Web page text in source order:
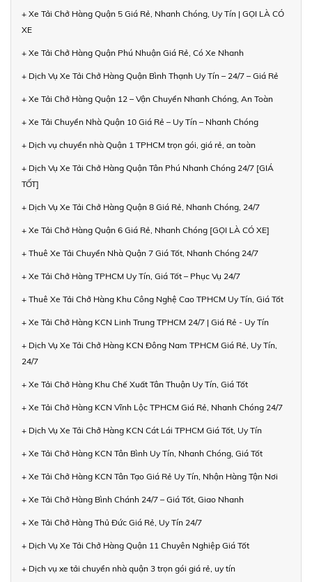
+ Xe Tải Chở Hàng Quận 5 Giá Rẻ, Nhanh Chóng, Uy Tín | GỌI LÀ CÓ
XE
+ Xe Tải Chở Hàng Quận Phú Nhuận Giá Rẻ, Có Xe Nhanh
+ Dịch Vụ Xe Tải Chở Hàng Quận Bình Thạnh Uy Tín – 24/7 – Giá Rẻ
+ Xe Tải Chở Hàng Quận 12 – Vận Chuyển Nhanh Chóng, An Toàn
+ Xe Tải Chuyển Nhà Quận 10 Giá Rẻ – Uy Tín – Nhanh Chóng
+ Dịch vụ chuyển nhà Quận 1 TPHCM trọn gói, giá rẻ, an toàn
+ Dịch Vụ Xe Tải Chở Hàng Quận Tân Phú Nhanh Chóng 24/7 [GIÁ
TỐT]
+ Dịch Vụ Xe Tải Chở Hàng Quận 8 Giá Rẻ, Nhanh Chóng, 24/7
+ Xe Tải Chở Hàng Quận 6 Giá Rẻ, Nhanh Chóng [GỌI LÀ CÓ XE]
+ Thuê Xe Tải Chuyển Nhà Quận 7 Giá Tốt, Nhanh Chóng 24/7
+ Xe Tải Chở Hàng TPHCM Uy Tín, Giá Tốt – Phục Vụ 24/7
+ Thuê Xe Tải Chở Hàng Khu Công Nghệ Cao TPHCM Uy Tín, Giá Tốt
+ Xe Tải Chở Hàng KCN Linh Trung TPHCM 24/7 | Giá Rẻ - Uy Tín
+ Dịch Vụ Xe Tải Chở Hàng KCN Đông Nam TPHCM Giá Rẻ, Uy Tín,
24/7
+ Xe Tải Chở Hàng Khu Chế Xuất Tân Thuận Uy Tín, Giá Tốt
+ Xe Tải Chở Hàng KCN Vĩnh Lộc TPHCM Giá Rẻ, Nhanh Chóng 24/7
+ Dịch Vụ Xe Tải Chở Hàng KCN Cát Lái TPHCM Giá Tốt, Uy Tín
+ Xe Tải Chở Hàng KCN Tân Bình Uy Tín, Nhanh Chóng, Giá Tốt
+ Xe Tải Chở Hàng KCN Tân Tạo Giá Rẻ Uy Tín, Nhận Hàng Tận Nơi
+ Xe Tải Chở Hàng Bình Chánh 24/7 – Giá Tốt, Giao Nhanh
+ Xe Tải Chở Hàng Thủ Đức Giá Rẻ, Uy Tín 24/7
+ Dịch Vụ Xe Tải Chở Hàng Quận 11 Chuyên Nghiệp Giá Tốt
+ Dịch vụ xe tải chuyển nhà quận 3 trọn gói giá rẻ, uy tín